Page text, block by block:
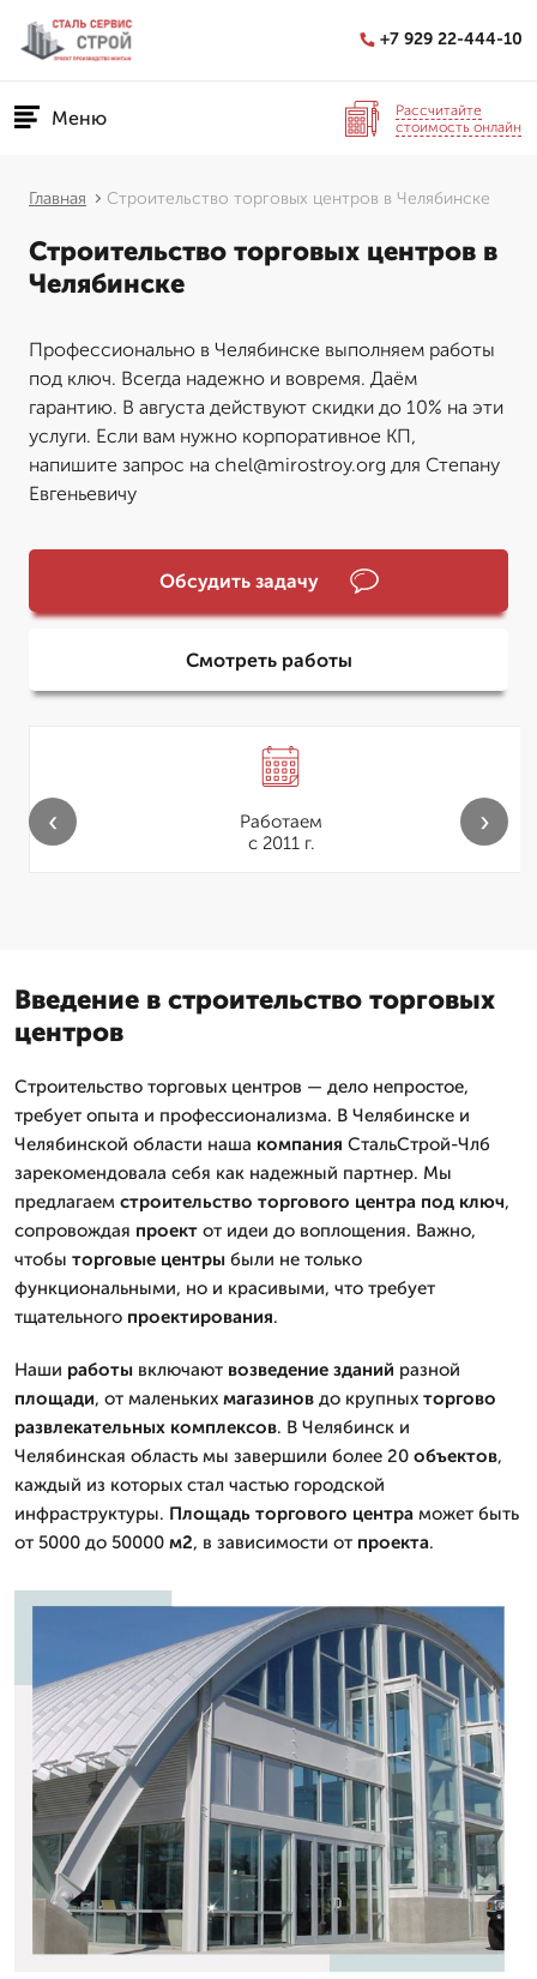
+7 929 22-444-10
Меню
Рассчитайте
стоимость онлайн
Главная Строительство торговых центров в Челябинске
Строительство торговых центров в
Челябинске
Профессионально в Челябинске выполняем работы
под ключ. Всегда надежно и вовремя. Даём
гарантию. В августа действуют скидки до 10% на эти
услуги. Если вам нужно корпоративное КП,
напишите запрос на chel@mirostroy.org для Степану
Евгеньевичу
Обсудить задачу
Смотреть работы
Работаем
с 2011 г.
‹ ›
Введение в строительство торговых
центров
Строительство торговых центров — дело непростое,
требует опыта и профессионализма. В Челябинске и
Челябинской области наша компания СтальСтрой-Члб
зарекомендовала себя как надежный партнер. Мы
предлагаем строительство торгового центра под ключ,
сопровождая проект от идеи до воплощения. Важно,
чтобы торговые центры были не только
функциональными, но и красивыми, что требует
тщательного проектирования.
Наши работы включают возведение зданий разной
площади, от маленьких магазинов до крупных торгово
развлекательных комплексов. В Челябинск и
Челябинская область мы завершили более 20 объектов,
каждый из которых стал частью городской
инфраструктуры. Площадь торгового центра может быть
от 5000 до 50000 м2, в зависимости от проекта.